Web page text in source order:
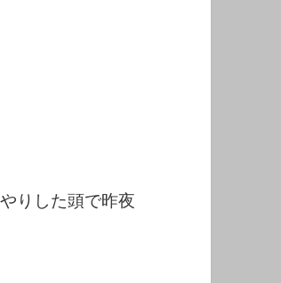
りした頭で昨夜